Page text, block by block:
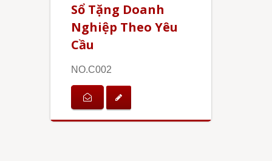
Sổ Tặng Doanh
Nghiệp Theo Yêu
Cầu
NO.C002